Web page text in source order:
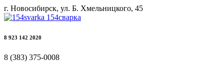
г. Новосибирск, ул. Б. Хмельницкого, 45
8 923 142 2020
8 (383) 375-0008